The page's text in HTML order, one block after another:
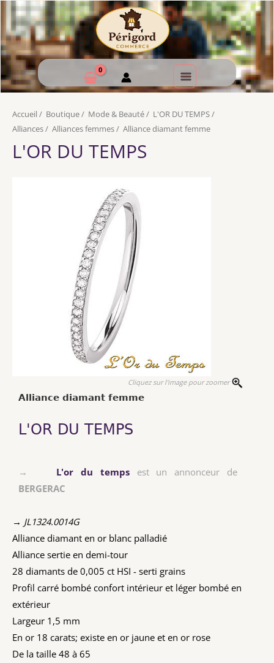
Accueil / Boutique/ Mode & Beauté/ L'OR DU TEMPS/
Alliances/ Alliances femmes/ Alliance diamant femme
L'OR DU TEMPS
Cliquez sur l'image pour zoomer
Alliance diamant femme
L'OR DU TEMPS
→ L'or du tempsest un annonceur de
BERGERAC
→ JL1324.0014G
Alliance diamant en or blanc palladié
Alliance sertie en demi-tour
28 diamants de 0,005 ct HSI - serti grains
Profil carré bombé confort intérieur et léger bombé en
extérieur
Largeur 1,5 mm
En or 18 carats; existe en or jaune et en or rose
De la taille 48 à 65